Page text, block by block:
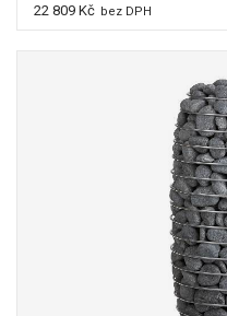
22 809 Kč bez DPH